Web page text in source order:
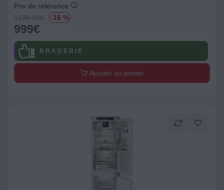
Prix de référence
1199.00€ -16 %
999€
B R A D E R I E
Ajouter au panier